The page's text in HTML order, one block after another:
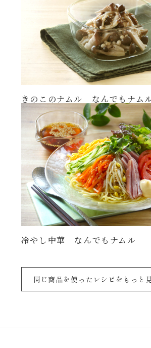
きのこのナムル なんでもナム
冷やし中華 なんでもナムル
同じ商品を使ったレシピをもっと